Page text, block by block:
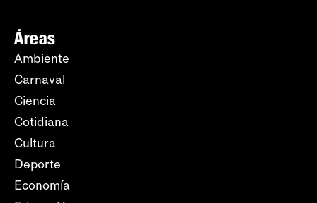
Áreas
Ambiente
Carnaval
Ciencia
Cotidiana
Cultura
Deporte
Economía